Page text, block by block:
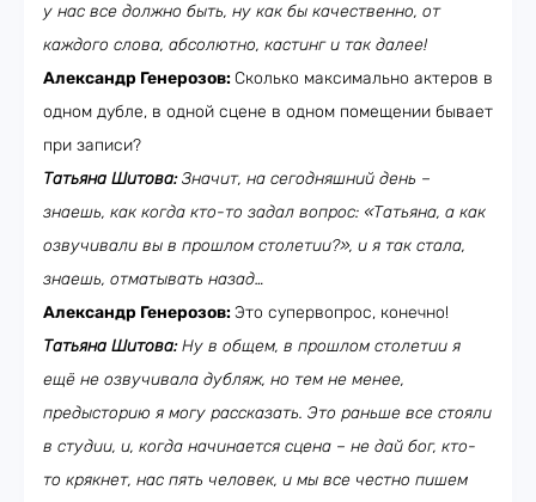
у нас все должно быть, ну как бы качественно, от
каждого слова, абсолютно, кастинг и так далее!
Александр Генерозов: Сколько максимально актеров в
одном дубле, в одной сцене в одном помещении бывает
при записи?
Татьяна Шитова:Значит, на сегодняшний день –
знаешь, как когда кто-то задал вопрос: «Татьяна, а как
озвучивали вы в прошлом столетии?», и я так стала,
знаешь, отматывать назад…
Александр Генерозов:Это супервопрос, конечно!
Татьяна Шитова:Ну в общем, в прошлом столетии я
ещё не озвучивала дубляж, но тем не менее,
предысторию я могу рассказать. Это раньше все стояли
в студии, и, когда начинается сцена – не дай бог, кто-
то крякнет, нас пять человек, и мы все честно пишем